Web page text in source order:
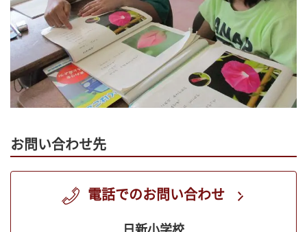
お問い合わせ先
電話でのお問い合わせ